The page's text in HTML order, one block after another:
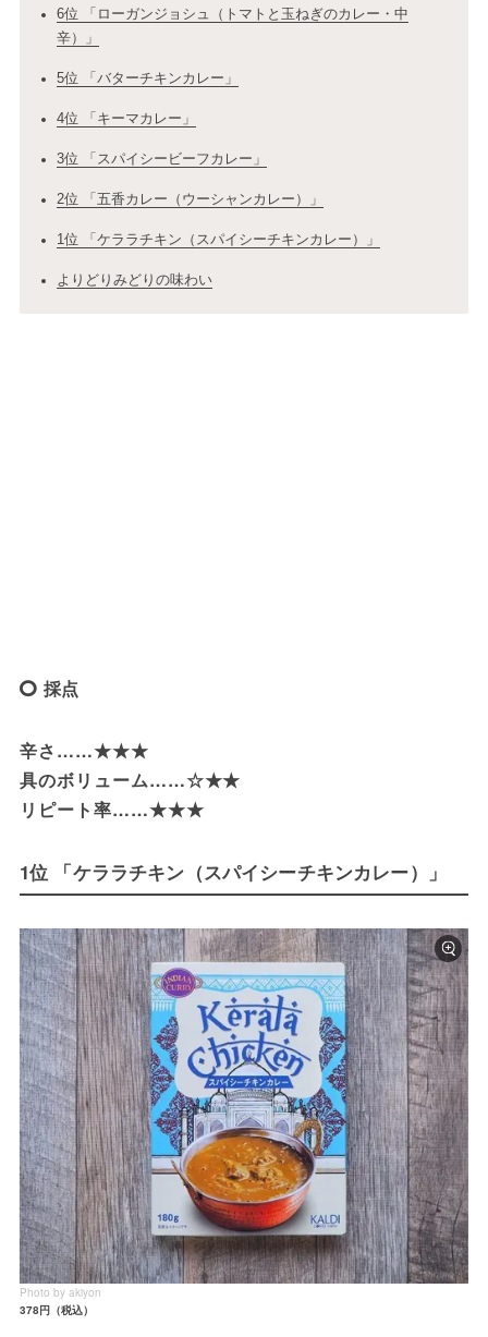
6位 「ローガンジョシュ（トマトと玉ねぎのカレー・中
辛）」
5位 「バターチキンカレー」
4位 「キーマカレー」
3位 「スパイシービーフカレー」
2位 「五香カレー（ウーシャンカレー）」
1位 「ケララチキン（スパイシーチキンカレー）」
よりどりみどりの味わい
採点
辛さ……★★★
具のボリューム……☆★★
リピート率……★★★
1位 「ケララチキン（スパイシーチキンカレー）」
Photo by akiyon
378円（税込）